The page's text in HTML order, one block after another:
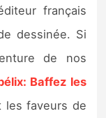
2
français
dessinée. Si
de nos
Baffez les
les faveurs de